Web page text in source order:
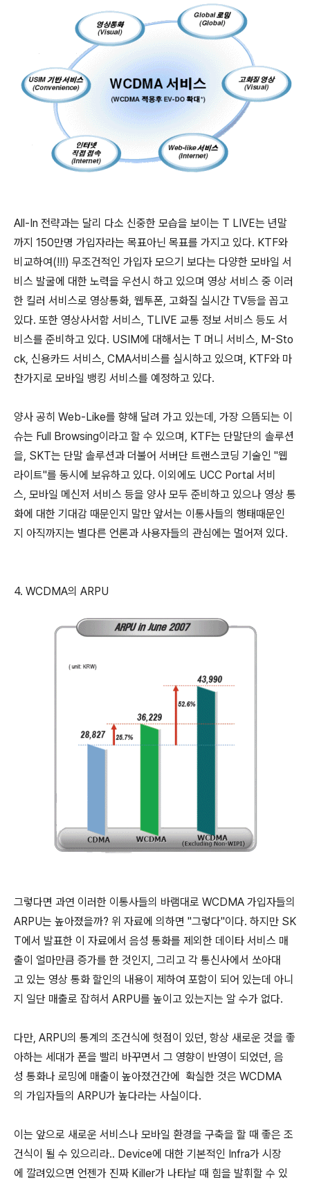
All-In 전략과는 달리 다소 신중한 모습을 보이는 T LIVE는 년말
까지 150만명 가입자라는 목표아닌 목표를 가지고 있다. KTF와
비교하여(!!!) 무조건적인 가입자 모으기 보다는 다양한 모바일 서
비스 발굴에 대한 노력을 우선시 하고 있으며 영상 서비스 중 이러
한 킬러 서비스로 영상통화, 웹투폰, 고화질 실시간 TV등을 꼽고
있다. 또한 영상사서함 서비스, TLIVE 교통 정보 서비스 등도 서
비스를 준비하고 있다. USIM에 대해서는 T 머니 서비스, M-Sto
ck, 신용카드 서비스, CMA서비스를 실시하고 있으며, KTF와 마
찬가지로 모바일 뱅킹 서비스를 예정하고 있다.
양사 공히 Web-Like를 향해 달려 가고 있는데, 가장 으뜸되는 이
슈는 Full Browsing이라고 할 수 있으며, KTF는 단말단의 솔루션
을, SKT는 단말 솔루션과 더불어 서버단 트랜스코딩 기술인 "웹
라이트"를 동시에 보유하고 있다. 이외에도 UCC Portal 서비
스, 모바일 메신저 서비스 등을 양사 모두 준비하고 있으나 영상 통
화에 대한 기대감 때문인지 말만 앞서는 이통사들의 행태때문인
지 아직까지는 별다른 언론과 사용자들의 관심에는 멀어져 있다.
4. WCDMA의 ARPU
그렇다면 과연 이러한 이통사들의 바램대로 WCDMA 가입자들의
ARPU는 높아졌을까? 위 자료에 의하면 "그렇다"이다. 하지만 SK
T에서 발표한 이 자료에서 음성 통화를 제외한 데이타 서비스 매
출이 얼마만큼 증가를 한 것인지, 그리고 각 통신사에서 쏘아대
고 있는 영상 통화 할인의 내용이 제하여 포함이 되어 있는데 아니
지 일단 매출로 잡혀서 ARPU를 높이고 있는지는 알 수가 없다.
다만, ARPU의 통계의 조건식에 헛점이 있던, 항상 새로운 것을 좋
아하는 세대가 폰을 빨리 바꾸면서 그 영향이 반영이 되었던, 음
성 통화나 로밍에 매출이 높아졌건간에 확실한 것은 WCDMA
의 가입자들의 ARPU가 높다라는 사실이다.
이는 앞으로 새로운 서비스나 모바일 환경을 구축을 할 때 좋은 조
건식이 될 수 있으리라.. Device에 대한 기본적인 Infra가 시장
에 깔려있으면 언젠가 진짜 Killer가 나타날 때 힘을 발휘할 수 있